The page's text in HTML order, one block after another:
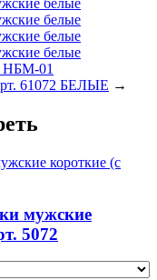
НБМ-01
61072 БЕЛЫЕ →
мужские
5072